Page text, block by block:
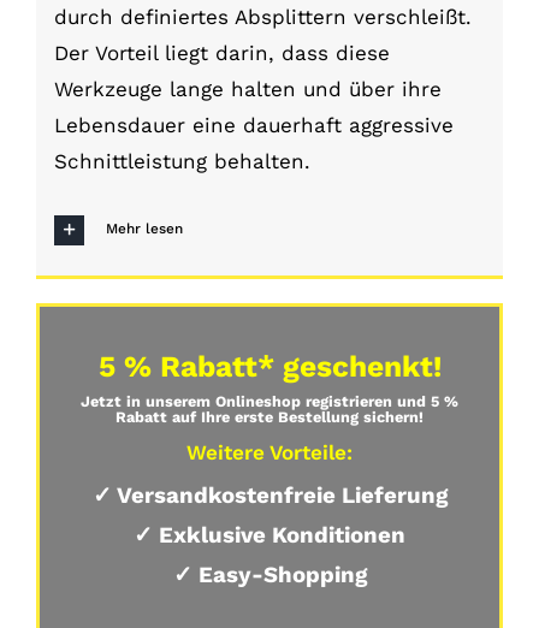
durch definiertes Absplittern verschleißt.
Der Vorteil liegt darin, dass diese
Werkzeuge lange halten und über ihre
Lebensdauer eine dauerhaft aggressive
Schnittleistung behalten.
Mehr lesen
5 % Rabatt* geschenkt!
Jetzt in unserem Onlineshop registrieren und 5 %
Rabatt auf Ihre erste Bestellung sichern!
Weitere Vorteile:
✓ Versandkostenfreie Lieferung
✓ Exklusive Konditionen
✓ Easy-Shopping